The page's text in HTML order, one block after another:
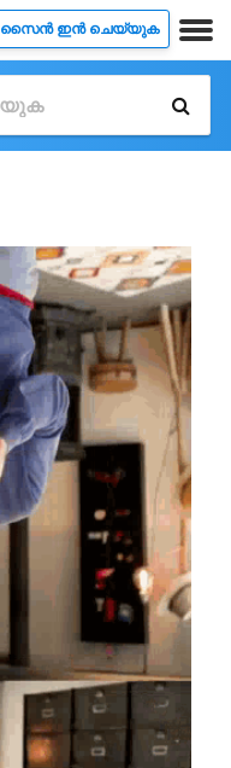
സൈൻ ഇൻ ചെയ്യുക